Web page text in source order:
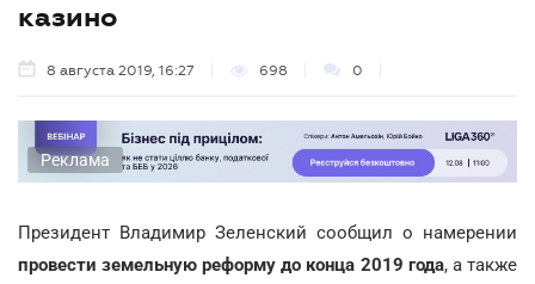
казино
8 августа 2019, 16:27 698 0
Реклама
Президент Владимир Зеленский сообщил о намерении
провести земельную реформу до конца 2019 года, а также